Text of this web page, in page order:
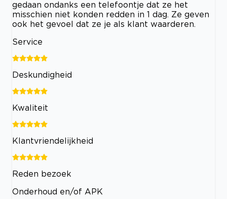
gedaan ondanks een telefoontje dat ze het
misschien niet konden redden in 1 dag. Ze geven
ook het gevoel dat ze je als klant waarderen.
Service
Deskundigheid
Kwaliteit
Klantvriendelijkheid
Reden bezoek
Onderhoud en/of APK